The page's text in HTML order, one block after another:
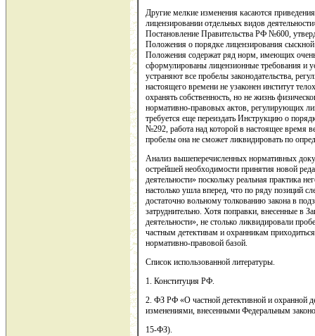
Другие мелкие изменения касаются
лицензировании отдельных видов
Постановление Правительства РФ №600,
Положения о порядке лицензирования сыскной
Положения содержат ряд норм, имеющих
сформулированы лицензионные требования и
устраняют все пробелы законодательства,
настоящего времени не узаконен институт
охранять собственность, но не жизнь
нормативно-правовых актов, регулирующих
требуется еще переиздать Инструкцию о
№292, работа над которой в настоящее время
пробелы она не сможет ликвидировать по
Анализ вышеперечисленных нормативных
острейшей необходимости принятия новой
деятельности» поскольку реальная практика
настолько ушла вперед, что по ряду позиций
достаточно вольному толкованию закона в
затруднительно. Хотя поправки, внесенные в
деятельности», не столько ликвидировали
частным детективам и охранникам
нормативно-правовой базой.
Список использованной литературы.
1. Конституция РФ.
2. ФЗ РФ «О частной детективной и охранной
изменениями, внесенными Федеральным
15-ФЗ).